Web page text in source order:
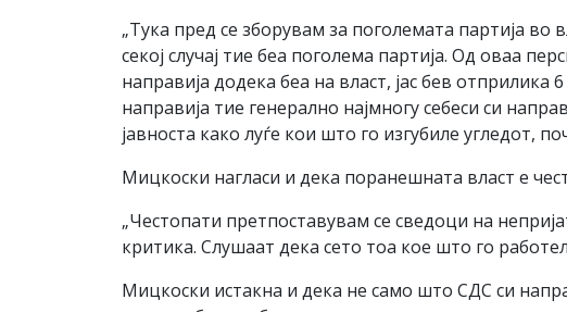
„Тука пред се зборувам за поголемата партија
секој случај тие беа поголема партија. Од оваа
направија додека беа на власт, јас бев
направија тие генерално најмногу себеси си
јавноста како луѓе кои што го изгубиле угледот,
Мицкоски нагласи и дека поранешната власт е
„Честопати претпоставувам се сведоци на
критика. Слушаат дека сето тоа кое што го
Мицкоски истакна и дека не само што СДС си